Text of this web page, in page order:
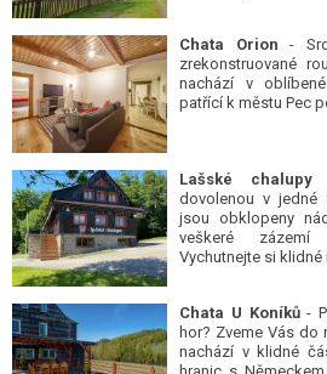
Chata Orion -
zrekonstruované
nachází v
patřící k městu Pec
Lašské chalupy-
dovolenou v jedné
jsou obklopeny
veškeré
Vychutnejte si klidné
Chata U Koníků-
hor? Zveme Vás do
nachází v klidné